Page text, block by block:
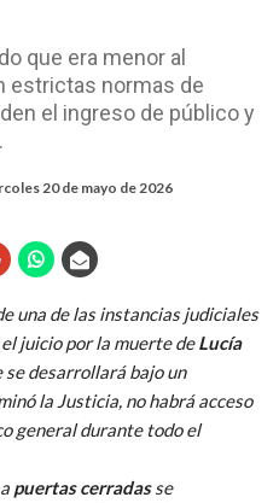
que era menor al
estrictas normas de
el ingreso de público y
20 de mayo de 2026
una de las instancias judiciales
juicio por la muerte deLucía
se desarrollará bajo un
la Justicia, no habrá acceso
general durante todo el
puertas cerradasse